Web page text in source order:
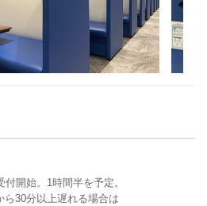
付開始。1時間半を予定。
30分以上遅れる場合は